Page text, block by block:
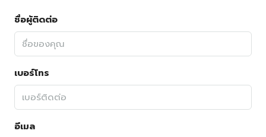
ชื่อผู้ติดต่อ
เบอร์โทร
อีเมล